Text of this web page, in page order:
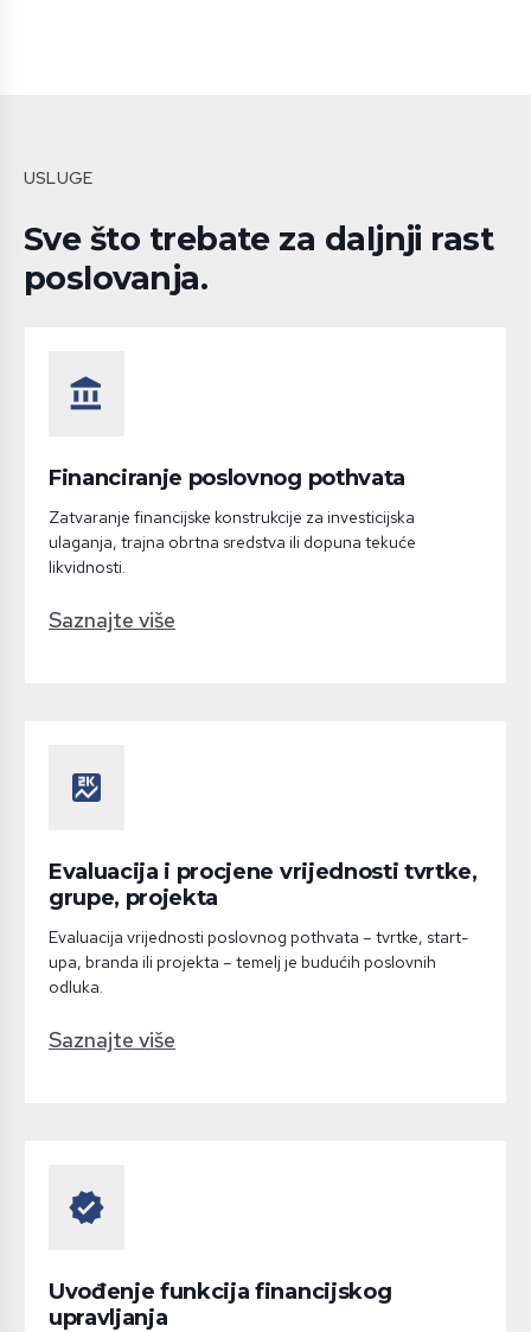
USLUGE
Sve što trebate za daljnji rast
poslovanja.
account_balance
Financiranje poslovnog pothvata
Zatvaranje financijske konstrukcije za investicijska
ulaganja, trajna obrtna sredstva ili dopuna tekuće
likvidnosti.
Saznajte više
score
Evaluacija i procjene vrijednosti tvrtke,
grupe, projekta
Evaluacija vrijednosti poslovnog pothvata – tvrtke, start-
upa, branda ili projekta – temelj je budućih poslovnih
odluka.
Saznajte više
verified
Uvođenje funkcija financijskog
upravljanja